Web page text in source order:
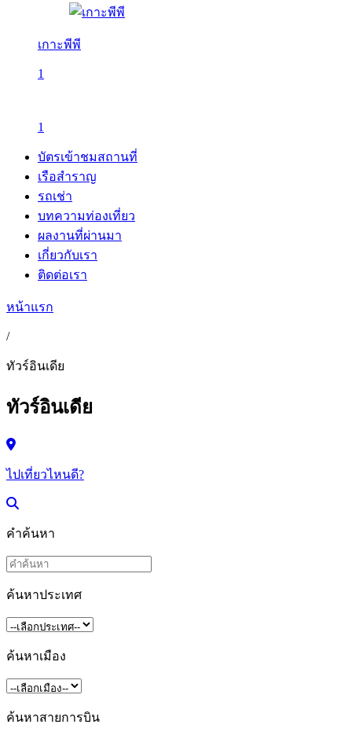
เกาะพีพี
1
1
บัตรเข้าชมสถานที่
เรือสำราญ
รถเช่า
บทความท่องเที่ยว
ผลงานที่ผ่านมา
เกี่ยวกับเรา
ติดต่อเรา
หน้าแรก
/
ทัวร์อินเดีย
ทัวร์อินเดีย
ไปเที่ยวไหนดี?
คำค้นหา
ค้นหาประเทศ
ค้นหาเมือง
ค้นหาสายการบิน